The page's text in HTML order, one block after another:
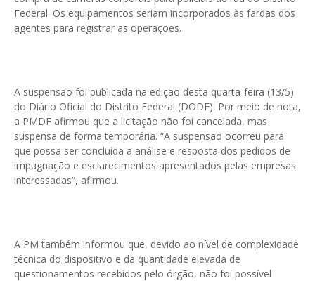
Federal. Os equipamentos seriam incorporados às fardas dos
agentes para registrar as operações.
A suspensão foi publicada na edição desta quarta-feira (13/5)
do Diário Oficial do Distrito Federal (DODF). Por meio de nota,
a PMDF afirmou que a licitação não foi cancelada, mas
suspensa de forma temporária. “A suspensão ocorreu para
que possa ser concluída a análise e resposta dos pedidos de
impugnação e esclarecimentos apresentados pelas empresas
interessadas”, afirmou.
A PM também informou que, devido ao nível de complexidade
técnica do dispositivo e da quantidade elevada de
questionamentos recebidos pelo órgão, não foi possível